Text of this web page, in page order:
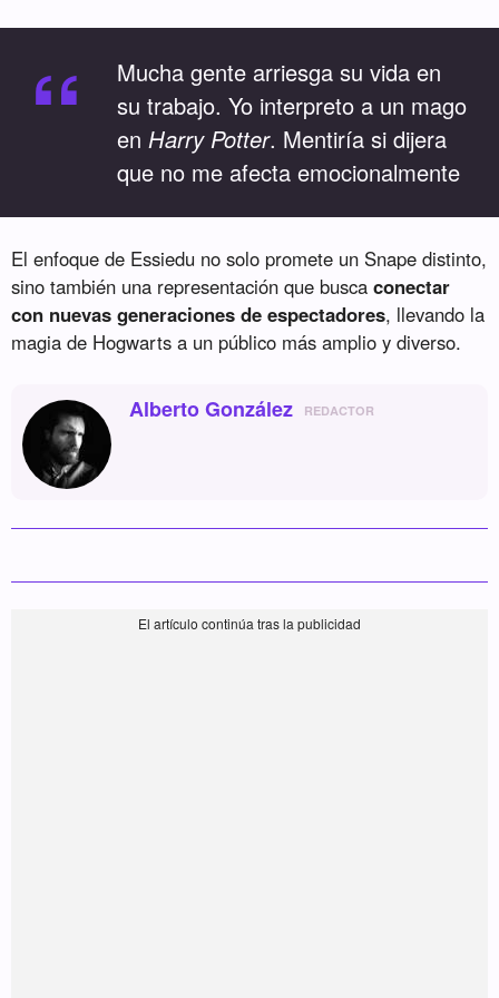
“
Mucha gente arriesga su vida en
su trabajo. Yo interpreto a un mago
en Harry Potter. Mentiría si dijera
que no me afecta emocionalmente
El enfoque de Essiedu no solo promete un Snape distinto,
sino también una representación que buscaconectar
con nuevas generaciones de espectadores, llevando la
magia de Hogwarts a un público más amplio y diverso.
Alberto González REDACTOR